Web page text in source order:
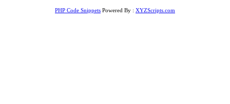
PHP Code Snippets Powered By : XYZScripts.com